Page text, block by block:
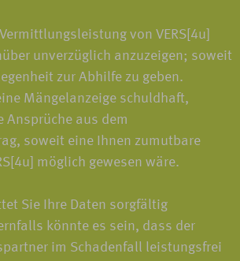
von VERS[4u]
unverzüglich anzuzeigen; soweit
zur Abhilfe zu geben.
Mängelanzeige schuldhaft,
Ansprüche aus dem
soweit eine Ihnen zumutbare
möglich gewesen wäre.
Sie Ihre Daten sorgfältig
könnte es sein, dass der
im Schadenfall leistungsfrei